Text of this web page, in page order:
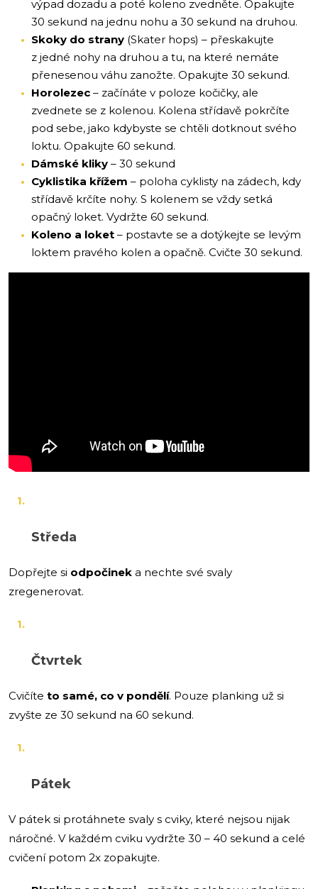
výpad dozadu a poté koleno zvedněte. Opakujte
30 sekund na jednu nohu a 30 sekund na druhou.
Skoky do strany (Skater hops) – přeskakujte
z jedné nohy na druhou a tu, na které nemáte
přenesenou váhu zanožte. Opakujte 30 sekund.
Horolezec – začínáte v poloze kočičky, ale
zvednete se z kolenou. Kolena střídavě pokrčíte
pod sebe, jako kdybyste se chtěli dotknout svého
loktu. Opakujte 60 sekund.
Dámské kliky – 30 sekund
Cyklistika křížem – poloha cyklisty na zádech, kdy
střídavě krčíte nohy. S kolenem se vždy setká
opačný loket. Vydržte 60 sekund.
Koleno a loket – postavte se a dotýkejte se levým
loktem pravého kolen a opačně. Cvičte 30 sekund.
Středa
Dopřejte si odpočinek a nechte své svaly
zregenerovat.
Čtvrtek
Cvičíte to samé, co v pondělí. Pouze planking už si
zvyšte ze 30 sekund na 60 sekund.
Pátek
V pátek si protáhnete svaly s cviky, které nejsou nijak
náročné. V každém cviku vydržte 30 – 40 sekund a celé
cvičení potom 2x zopakujte.